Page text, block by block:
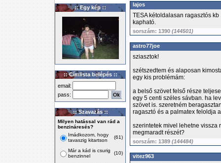
:: Egy kép ::
:: Címlista belépés ::
email:
pass:
:: Szavazás ::
Milyen hatással van rád a
benzináresés?
Imádkozom, hogy
tavaszig kitartson
(61)
Már a kád is csurig
benzinnel
(10)
lajos
TESA kétoldalasan ragasztós
kapható.
sorszám: 1390 (144501)
astro77joe
sziasztok!
szétszedtem és alaposan
egy kis problémám:
a belső szövet felső része
egy 5 centi széles sávban. ha
szövet is. szeretném
ragasztó és a palmatex feloldja
szerintetek mivel lehetne vissza
megmaradt részét?
sorszám: 1389 (144484)
vitez963